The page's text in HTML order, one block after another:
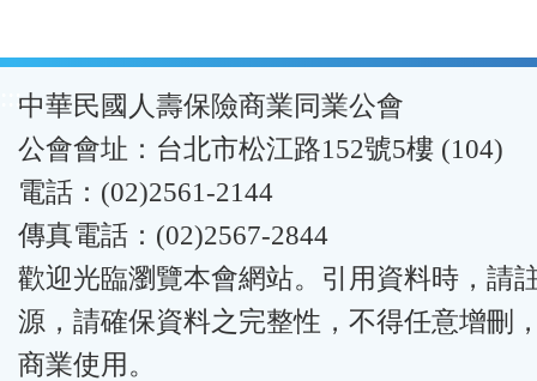
:::中華民國人壽保險商業同業公會
公會會址：台北市松江路152號5樓 (104)
電話：(02)2561-2144
傳真電話：(02)2567-2844
歡迎光臨瀏覽本會網站。引用資料時，請
源，請確保資料之完整性，不得任意增刪
商業使用。